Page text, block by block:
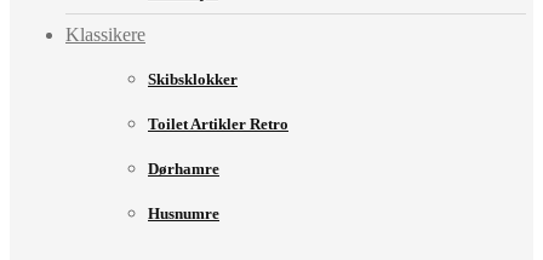
Klassikere
Skibsklokker
Toilet Artikler Retro
Dørhamre
Husnumre